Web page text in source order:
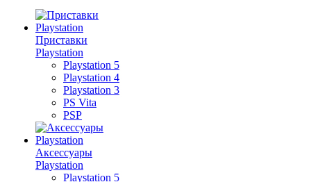
Приставки
Playstation
Playstation 5
Playstation 4
Playstation 3
PS Vita
PSP
Аксессуары
Playstation
Playstation 5